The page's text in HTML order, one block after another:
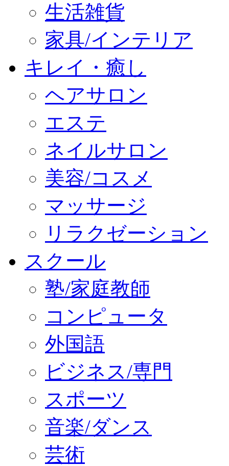
生活雑貨
家具/インテリア
キレイ・癒し
ヘアサロン
エステ
ネイルサロン
美容/コスメ
マッサージ
リラクゼーション
スクール
塾/家庭教師
コンピュータ
外国語
ビジネス/専門
スポーツ
音楽/ダンス
芸術